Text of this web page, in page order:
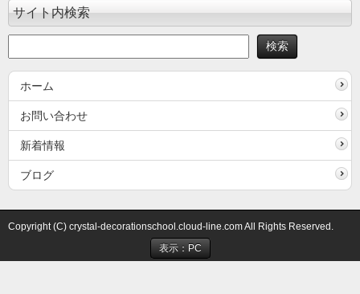
サイト内検索
ホーム
お問い合わせ
新着情報
ブログ
Copyright (C) crystal-decorationschool.cloud-line.com All Rights Reserved.
表示：PC